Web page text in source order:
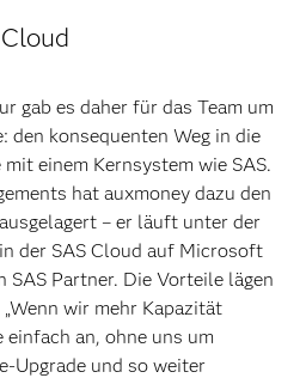
gab es daher für das Team um
den konsequenten Weg in die
einem Kernsystem wie SAS.
hat auxmoney dazu den
– er läuft unter der
der SAS Cloud auf Microsoft
SAS Partner. Die Vorteile lägen
wir mehr Kapazität
an, ohne uns um
Upgrade und so weiter